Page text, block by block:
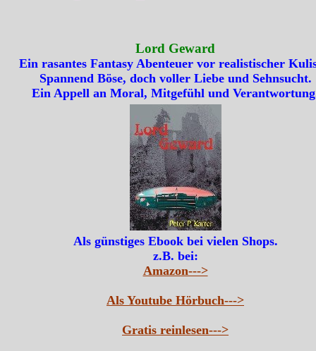
Lord Geward
Ein rasantes Fantasy Abenteuer vor realistischer
Spannend Böse, doch voller Liebe und Sehnsucht.
Ein Appell an Moral, Mitgefühl und
Als günstiges Ebook bei vielen Shops.
z.B. bei:
Amazon--->
Als Youtube Hörbuch--->
Gratis reinlesen--->